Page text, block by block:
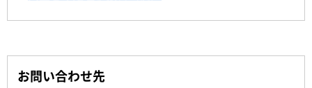
お問い合わせ先